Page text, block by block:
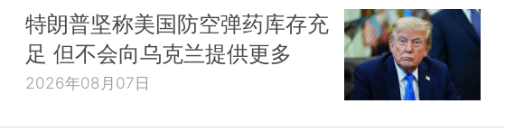
特朗普坚称美国防空弹药库存充
足 但不会向乌克兰提供更多
2026年08月07日